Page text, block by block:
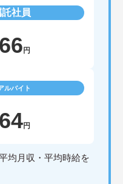
社員
円
ルバイト
円
均月収・平均時給を